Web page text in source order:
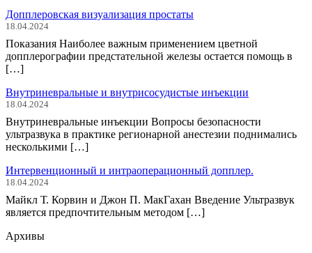
Допплеровская визуализация простаты
18.04.2024
Показания Наиболее важным применением цветной
допплерографии предстательной железы остается помощь в
[…]
Внутриневральные и внутрисосудистые инъекции
18.04.2024
Внутриневральные инъекции Вопросы безопасности
ультразвука в практике регионарной анестезии поднимались
несколькими […]
Интервенционный и интраоперационный допплер.
18.04.2024
Майкл Т. Корвин и Джон П. МакГахан Введение Ультразвук
является предпочтительным методом […]
Архивы